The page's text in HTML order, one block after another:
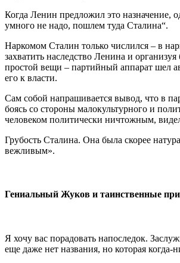
Когда Ленин предложил это назначение,
умного не надо, пошлем туда Сталина“.
Наркомом Сталин только числился – в
захватить наследство Ленина и
простой вещи – партийный аппарат шел
его к власти.
Сам собой напрашивается вывод, что в
боясь со стороны малокультурного и
человеком политически ничтожным,
Грубость Сталина. Она была скорее
вежливым».
Гениальный Жуков и таинственные
Я хочу вас порадовать напоследок.
еще даже нет названия, но которая когда-